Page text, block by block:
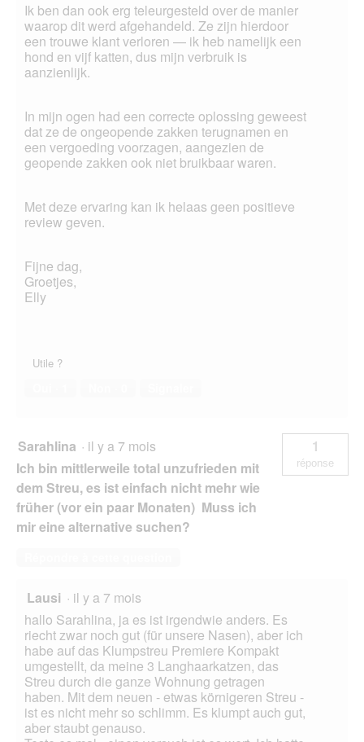
Ik ben dan ook erg teleurgesteld over de manier
waarop dit werd afgehandeld. Ze zijn hierdoor
een trouwe klant verloren — ik heb namelijk een
hond en vijf katten, dus mijn verbruik is
aanzienlijk.
In mijn ogen had een correcte oplossing geweest
dat ze de ongeopende zakken terugnamen en
een vergoeding voorzagen, aangezien de
geopende zakken ook niet bruikbaar waren.
Met deze ervaring kan ik helaas geen positieve
review geven.
Fijne dag,
Groetjes,
Elly
Utile ?
Sarahlina · il y a 7 mois
Ich bin mittlerweile total unzufrieden mit
dem Streu, es ist einfach nicht mehr wie
früher (vor ein paar Monaten) Muss ich
mir eine alternative suchen?
1
réponse
Lausi · il y a 7 mois
hallo Sarahlina, ja es ist irgendwie anders. Es
riecht zwar noch gut (für unsere Nasen), aber ich
habe auf das Klumpstreu Premiere Kompakt
umgestellt, da meine 3 Langhaarkatzen, das
Streu durch die ganze Wohnung getragen
haben. Mit dem neuen - etwas körnigeren Streu -
ist es nicht mehr so schlimm. Es klumpt auch gut,
aber staubt genauso.